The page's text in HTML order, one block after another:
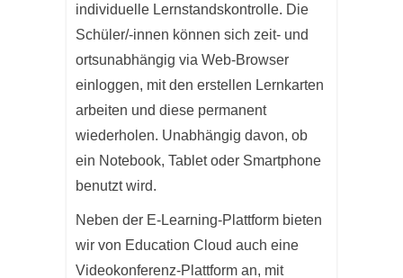
individuelle Lernstandskontrolle. Die
Schüler/-innen können sich zeit- und
ortsunabhängig via Web-Browser
einloggen, mit den erstellen Lernkarten
arbeiten und diese permanent
wiederholen. Unabhängig davon, ob
ein Notebook, Tablet oder Smartphone
benutzt wird.
Neben der E-Learning-Plattform bieten
wir von Education Cloud auch eine
Videokonferenz-Plattform an, mit